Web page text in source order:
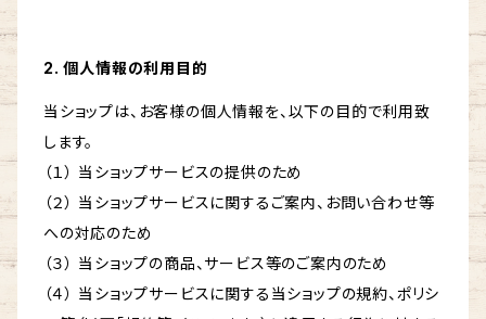
2. 個人情報の利用目的
当ショップは、お客様の個人情報を、以下の目的で利用致
します。
（１） 当ショップサービスの提供のため
（２） 当ショップサービスに関するご案内、お問い合わせ等
への対応のため
（３） 当ショップの商品、サービス等のご案内のため
（４） 当ショップサービスに関する当ショップの規約、ポリシ